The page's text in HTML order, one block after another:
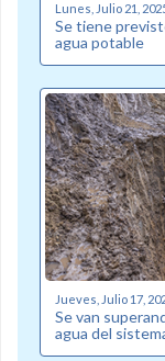
Lunes, Julio 21,
Se tiene
agua potable
Jueves, Julio 17,
Se van
agua del